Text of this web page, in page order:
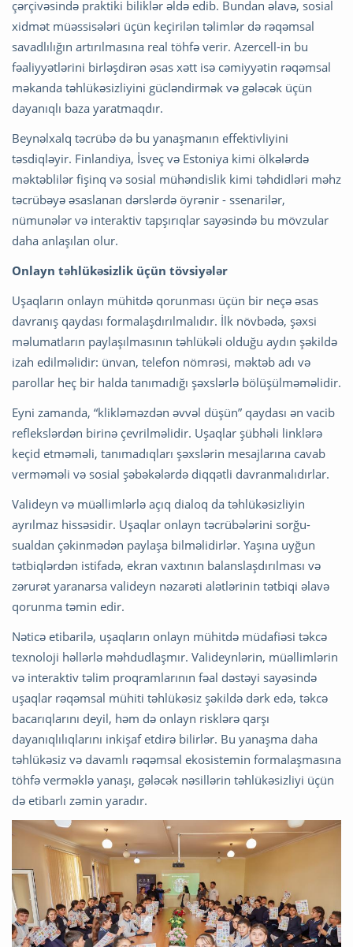
çərçivəsində praktiki biliklər əldə edib. Bundan əlavə, sosial
xidmət müəssisələri üçün keçirilən təlimlər də rəqəmsal
savadlılığın artırılmasına real töhfə verir. Azercell-in bu
fəaliyyətlərini birləşdirən əsas xətt isə cəmiyyətin rəqəmsal
məkanda təhlükəsizliyini gücləndirmək və gələcək üçün
dayanıqlı baza yaratmaqdır.
Beynəlxalq təcrübə də bu yanaşmanın effektivliyini
təsdiqləyir. Finlandiya, İsveç və Estoniya kimi ölkələrdə
məktəblilər fişinq və sosial mühəndislik kimi təhdidləri məhz
təcrübəyə əsaslanan dərslərdə öyrənir - ssenarilər,
nümunələr və interaktiv tapşırıqlar sayəsində bu mövzular
daha anlaşılan olur.
Onlayn təhlükəsizlik üçün tövsiyələr
Uşaqların onlayn mühitdə qorunması üçün bir neçə əsas
davranış qaydası formalaşdırılmalıdır. İlk növbədə, şəxsi
məlumatların paylaşılmasının təhlükəli olduğu aydın şəkildə
izah edilməlidir: ünvan, telefon nömrəsi, məktəb adı və
parollar heç bir halda tanımadığı şəxslərlə bölüşülməməlidir.
Eyni zamanda, “klikləməzdən əvvəl düşün” qaydası ən vacib
reflekslərdən birinə çevrilməlidir. Uşaqlar şübhəli linklərə
keçid etməməli, tanımadıqları şəxslərin mesajlarına cavab
verməməli və sosial şəbəkələrdə diqqətli davranmalıdırlar.
Valideyn və müəllimlərlə açıq dialoq da təhlükəsizliyin
ayrılmaz hissəsidir. Uşaqlar onlayn təcrübələrini sorğu-
sualdan çəkinmədən paylaşa bilməlidirlər. Yaşına uyğun
tətbiqlərdən istifadə, ekran vaxtının balanslaşdırılması və
zərurət yaranarsa valideyn nəzarəti alətlərinin tətbiqi əlavə
qorunma təmin edir.
Nəticə etibarilə, uşaqların onlayn mühitdə müdafiəsi təkcə
texnoloji həllərlə məhdudlaşmır. Valideynlərin, müəllimlərin
və interaktiv təlim proqramlarının fəal dəstəyi sayəsində
uşaqlar rəqəmsal mühiti təhlükəsiz şəkildə dərk edə, təkcə
bacarıqlarını deyil, həm də onlayn risklərə qarşı
dayanıqlılıqlarını inkişaf etdirə bilirlər. Bu yanaşma daha
təhlükəsiz və davamlı rəqəmsal ekosistemin formalaşmasına
töhfə verməklə yanaşı, gələcək nəsillərin təhlükəsizliyi üçün
də etibarlı zəmin yaradır.